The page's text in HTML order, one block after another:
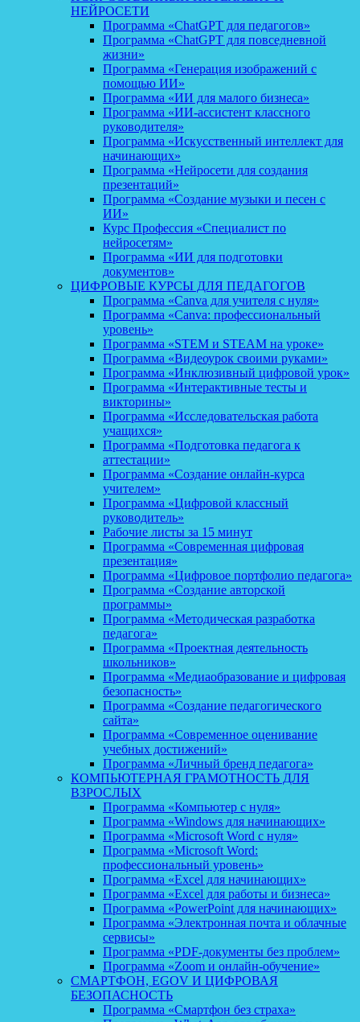
НЕЙРОСЕТИ
Программа «ChatGPT для педагогов»
Программа «ChatGPT для повседневной
жизни»
Программа «Генерация изображений с
помощью ИИ»
Программа «ИИ для малого бизнеса»
Программа «ИИ-ассистент классного
руководителя»
Программа «Искусственный интеллект для
начинающих»
Программа «Нейросети для создания
презентаций»
Программа «Создание музыки и песен с
ИИ»
Курс Профессия «Специалист по
нейросетям»
Программа «ИИ для подготовки
документов»
ЦИФРОВЫЕ КУРСЫ ДЛЯ ПЕДАГОГОВ
Программа «Canva для учителя с нуля»
Программа «Canva: профессиональный
уровень»
Программа «STEM и STEAM на уроке»
Программа «Видеоурок своими руками»
Программа «Инклюзивный цифровой урок»
Программа «Интерактивные тесты и
викторины»
Программа «Исследовательская работа
учащихся»
Программа «Подготовка педагога к
аттестации»
Программа «Создание онлайн-курса
учителем»
Программа «Цифровой классный
руководитель»
Рабочие листы за 15 минут
Программа «Современная цифровая
презентация»
Программа «Цифровое портфолио педагога»
Программа «Создание авторской
программы»
Программа «Методическая разработка
педагога»
Программа «Проектная деятельность
школьников»
Программа «Медиаобразование и цифровая
безопасность»
Программа «Создание педагогического
сайта»
Программа «Современное оценивание
учебных достижений»
Программа «Личный бренд педагога»
КОМПЬЮТЕРНАЯ ГРАМОТНОСТЬ ДЛЯ
ВЗРОСЛЫХ
Программа «Компьютер с нуля»
Программа «Windows для начинающих»
Программа «Microsoft Word с нуля»
Программа «Microsoft Word:
профессиональный уровень»
Программа «Excel для начинающих»
Программа «Excel для работы и бизнеса»
Программа «PowerPoint для начинающих»
Программа «Электронная почта и облачные
сервисы»
Программа «PDF-документы без проблем»
Программа «Zoom и онлайн-обучение»
СМАРТФОН, EGOV И ЦИФРОВАЯ
БЕЗОПАСНОСТЬ
Программа «Смартфон без страха»